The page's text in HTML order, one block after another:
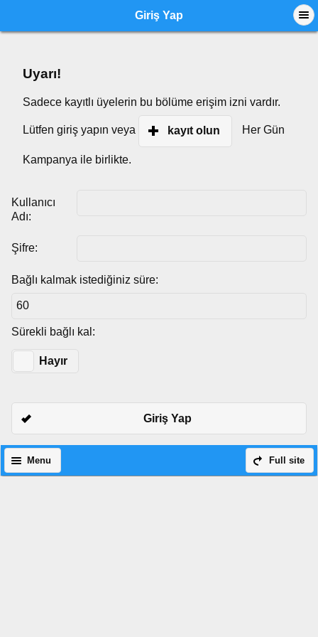
Giriş Yap
Uyarı!
Sadece kayıtlı üyelerin bu bölüme erişim izni vardır.
Lütfen giriş yapın veya kayıt olun Her Gün
Kampanya ile birlikte.
Kullanıcı
Adı:
Şifre:
Bağlı kalmak istediğiniz süre:
Sürekli bağlı kal:
Hayır
Giriş Yap
Full site
Menu